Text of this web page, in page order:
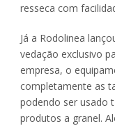
resseca com
Já a Rodolinea
vedação exclusivo
empresa, o
completamente as
podendo ser usado
produtos a granel.